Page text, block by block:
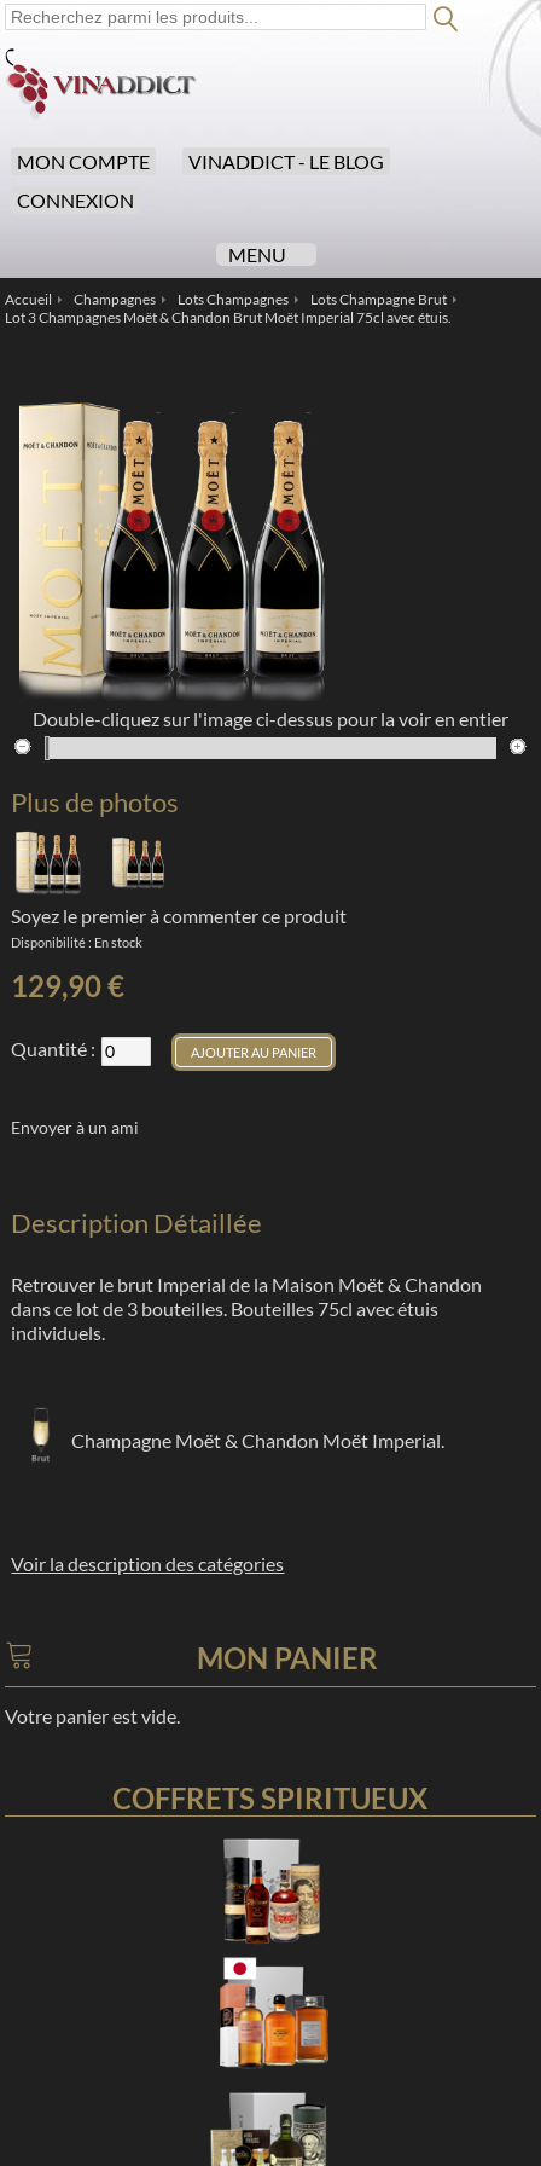
MON COMPTE
VINADDICT - LE BLOG
CONNEXION
MENU
Accueil Champagnes
/
Lots Champagnes
/
Lots Champagne Brut
Lot 3 Champagnes Moët & Chandon Brut Moët Imperial 75cl avec étuis.
Double-cliquez sur l'image ci-dessus pour la voir en entier
Plus de photos
Soyez le premier à commenter ce produit
Disponibilité : En stock
129,90 €
Quantité : AJOUTER AU PANIER
Envoyer à un ami
Description Détaillée
Retrouver le brut Imperial de la Maison Moët & Chandon
dans ce lot de 3 bouteilles. Bouteilles 75cl avec étuis
individuels.
Champagne Moët & Chandon Moët Imperial.
Voir la description des catégories
MON PANIER
Votre panier est vide.
COFFRETS SPIRITUEUX